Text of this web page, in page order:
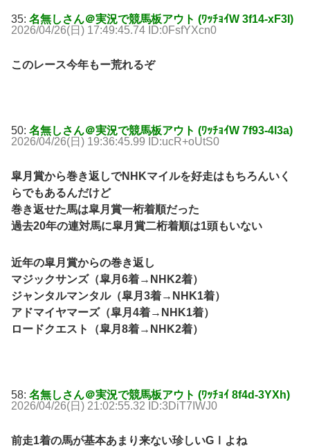
35: 名無しさん＠実況で競馬板アウト (ﾜｯﾁｮｲW 3f14-xF3l)
2026/04/26(日) 17:49:45.74 ID:0FsfYXcn0
このレース今年もー荒れるぞ
50: 名無しさん＠実況で競馬板アウト (ﾜｯﾁｮｲW 7f93-4l3a)
2026/04/26(日) 19:36:45.99 ID:ucR+oUtS0
皐月賞から巻き返しでNHKマイルを好走はもちろんいく
らでもあるんだけど
巻き返せた馬は皐月賞一桁着順だった
過去20年の連対馬に皐月賞二桁着順は1頭もいない
近年の皐月賞からの巻き返し
マジックサンズ（皐月6着→NHK2着）
ジャンタルマンタル（皐月3着→NHK1着）
アドマイヤマーズ（皐月4着→NHK1着）
ロードクエスト（皐月8着→NHK2着）
58: 名無しさん＠実況で競馬板アウト (ﾜｯﾁｮｲ 8f4d-3YXh)
2026/04/26(日) 21:02:55.32 ID:3DiT7IWJ0
前走1着の馬が基本あまり来ない珍しいGⅠよね